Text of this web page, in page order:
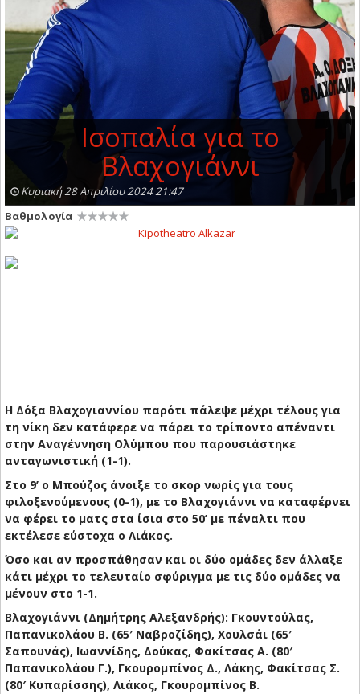
Ισοπαλία για το
Βλαχογιάννι
Κυριακή 28 Απριλίου 2024 21:47
Βαθμολογία
Η Δόξα Βλαχογιαννίου παρότι πάλεψε μέχρι τέλους για
τη νίκη δεν κατάφερε να πάρει το τρίποντο απέναντι
στην Αναγέννηση Ολύμπου που παρουσιάστηκε
ανταγωνιστική (1-1).
Στο 9’ ο Μπούζος άνοιξε το σκορ νωρίς για τους
φιλοξενούμενους (0-1), με το Βλαχογιάννι να καταφέρνει
να φέρει το ματς στα ίσια στο 50’ με πέναλτι που
εκτέλεσε εύστοχα ο Λιάκος.
Όσο και αν προσπάθησαν και οι δύο ομάδες δεν άλλαξε
κάτι μέχρι το τελευταίο σφύριγμα με τις δύο ομάδες να
μένουν στο 1-1.
Βλαχογιάννι (Δημήτρης Αλεξανδρής): Γκουντούλας,
Παπανικολάου Β. (65′ Ναβροζίδης), Χουλσάι (65′
Σαπουνάς), Ιωαννίδης, Δούκας, Φακίτσας Α. (80′
Παπανικολάου Γ.), Γκουρομπίνος Δ., Λάκης, Φακίτσας Σ.
(80′ Κυπαρίσσης), Λιάκος, Γκουρομπίνος Β.